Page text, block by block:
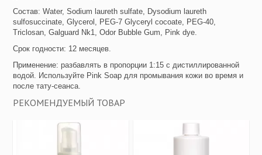
Состав: Water, Sodium laureth sulfate, Dysodium laureth
sulfosuccinate, Glycerol, PEG-7 Glyceryl cocoate, PEG-40,
Triclosan, Galguard Nk1, Odor Bubble Gum, Pink dye.
Срок годности: 12 месяцев.
Применение: разбавлять в пропорции 1:15 с дистиллированной
водой. Используйте Pink Soap для промывания кожи во время и
после тату-сеанса.
РЕКОМЕНДУЕМЫЙ ТОВАР